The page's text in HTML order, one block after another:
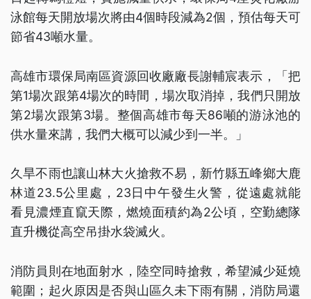
泳館每天開放場次將由4個時段減為2個，預估每天可
節省43噸水量。
高雄市環保局南區資源回收廠廠長謝輔宸表示，「把
第1場次跟第4場次的時間，場次取消掉，我們只開放
第2場次跟第3場。整個高雄市每天86噸的游泳池的
供水量來講，我們大概可以減少到一半。」
久旱不雨也讓山林大火搶救不易，新竹縣五峰鄉大鹿
林道23.5公里處，23日中午發生火警，從遠處就能
看見濃煙直竄天際，燃燒面積約為2公頃，空勤總隊
直升機從高空吊掛水袋滅火。
消防員則在地面射水，陸空同時搶救，希望減少延燒
範圍；起火原因是否與山區久未下雨有關，消防局還